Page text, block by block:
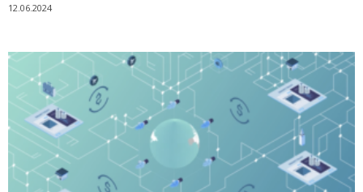
12.06.2024